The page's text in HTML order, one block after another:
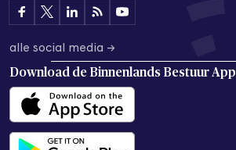
alle social media →
Download de Binnenlands Bestuur App